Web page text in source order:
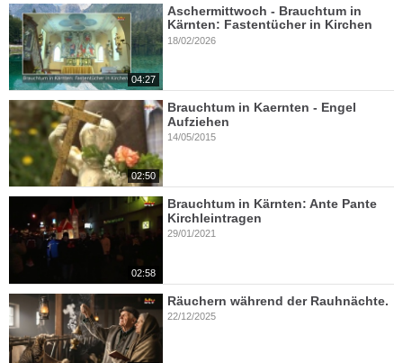
04:27
Aschermittwoch - Brauchtum in
Kärnten: Fastentücher in Kirchen
18/02/2026
02:50
Brauchtum in Kaernten - Engel
Aufziehen
14/05/2015
02:58
Brauchtum in Kärnten: Ante Pante
Kirchleintragen
29/01/2021
Räuchern während der Rauhnächte.
22/12/2025